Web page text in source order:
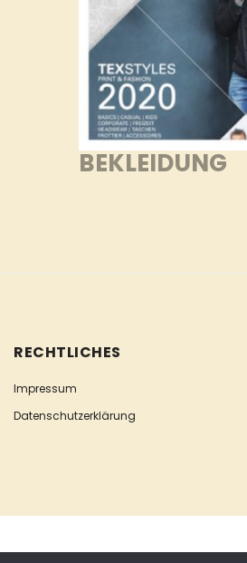
BEKLEIDUNG
RECHTLICHES
Impressum
Datenschutzerklärung